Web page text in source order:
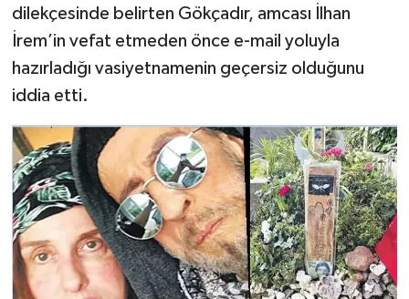
dilekçesinde belirten Gökçadır, amcası İlhan
İrem’in vefat etmeden önce e-mail yoluyla
hazırladığı vasiyetnamenin geçersiz olduğunu
iddia etti.